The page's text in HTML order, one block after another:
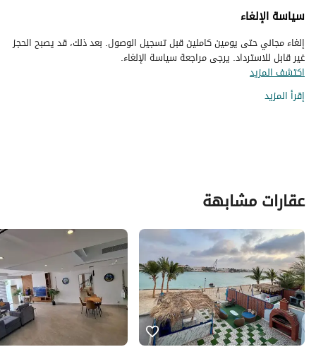
سياسة الإلغاء
إلغاء مجاني حتى يومين كاملين قبل تسجيل الوصول. بعد ذلك، قد يصبح الحجز
غير قابل للاسترداد. يرجى مراجعة سياسة الإلغاء.
اكتشف المزيد
إقرأ المزيد
عقارات مشابهة